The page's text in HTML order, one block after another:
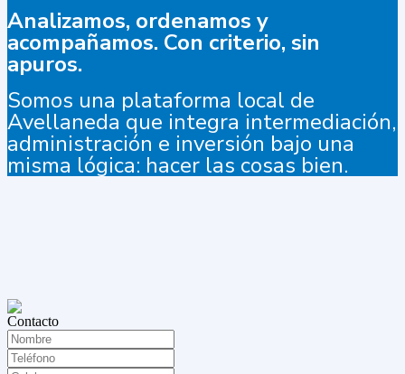
Analizamos, ordenamos y
acompañamos. Con criterio, sin
apuros.
Somos una plataforma local de
Avellaneda que integra intermediación,
administración e inversión bajo una
misma lógica: hacer las cosas bien.
Contacto